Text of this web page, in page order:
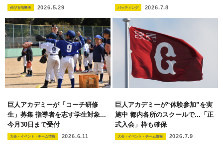
伸びる指導法 2026.5.29 バッティング 2026.7.8
巨人アカデミーが「コーチ研修
生」募集 指導者を志す学生対象...
今月30日まで受付
大会・イベント・チーム情報 2026.6.11
巨人アカデミーが“体験参加”を実
施中 都内各所のスクールで...「正
式入会」枠も確保
大会・イベント・チーム情報 2026.7.9